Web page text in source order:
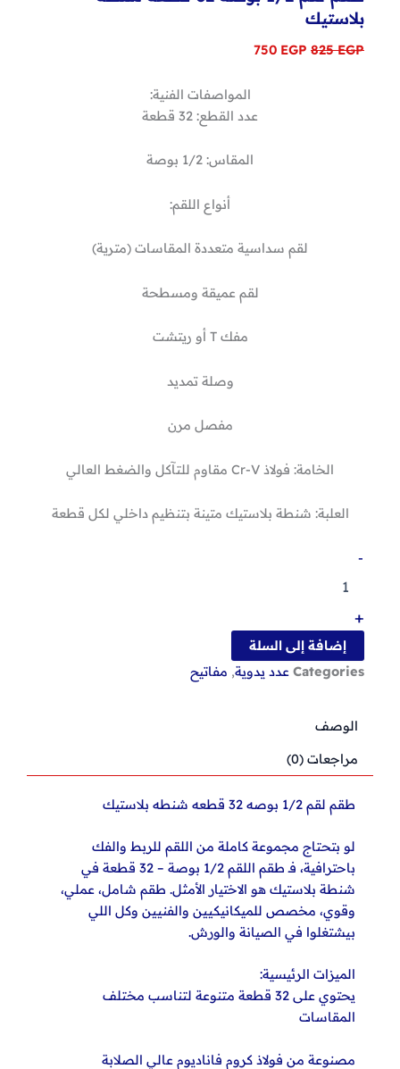
بلاستيك
825EGP
السعر750 EGP
السعر
هو:
750 EGP.
المواصفات الفنية:
عدد القطع: 32 قطعة
المقاس: 1/2 بوصة
أنواع اللقم:
لقم سداسية متعددة المقاسات (مترية)
لقم عميقة ومسطحة
مفك T أو ريتشت
وصلة تمديد
مفصل مرن
الخامة: فولاذ Cr-V مقاوم للتآكل والضغط العالي
العلبة: شنطة بلاستيك متينة بتنظيم داخلي لكل قطعة
-كمية
لقم
بوصه
32
قطعه
شنطه
+
إضافة إلى السلة
Categories عدد يدوية, مفاتيح
الوصف
مراجعات (0)
طقم لقم 1/2 بوصه 32 قطعه شنطه بلاستيك
لو بتحتاج مجموعة كاملة من اللقم للربط والفك
باحترافية، فـ طقم اللقم 1/2 بوصة – 32 قطعة في
شنطة بلاستيك هو الاختيار الأمثل. طقم شامل، عملي،
وقوي، مخصص للميكانيكيين والفنيين وكل اللي
بيشتغلوا في الصيانة والورش.
الميزات الرئيسية:
يحتوي على 32 قطعة متنوعة لتناسب مختلف
المقاسات
مصنوعة من فولاذ كروم فاناديوم عالي الصلابة